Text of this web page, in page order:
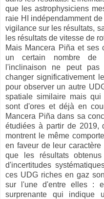
que les astrophysiciens
raie HI indépendamment
vigilance sur les résultats,
les résultats de vitesse de
Mais Mancera Piña et ses
un certain nombre de
l'inclinaison ne peut
changer significativement
pour observer un autre
spatiale similaire mais
sont d'ores et déjà en
Mancera Piña dans sa
étudiées à partir de 2019,
montrent le même
en faveur de leur
que les résultats
d'incertitudes
ces UDG riches en gaz
sur l'une d'entre elles :
surprenante qui indique